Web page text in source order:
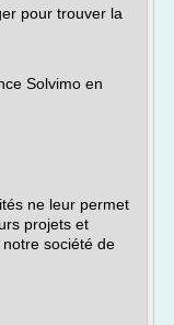
pour trouver la
Solvimo en
ne leur permet
projets et
société de